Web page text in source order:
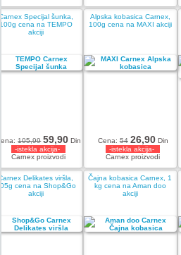
Specijal šunka,
cena na TEMPO
akciji
105,99 59,90 Din
-istekla akcija-
Carnex proizvodi
Alpska kobasica Carnex,
100g cena na MAXI akciji
Cena:54 26,90Din
-istekla akcija-
Carnex proizvodi
Delikates viršla,
cena na Shop&Go
akciji
Čajna kobasica Carnex, 1
kg cena na Aman doo
akciji